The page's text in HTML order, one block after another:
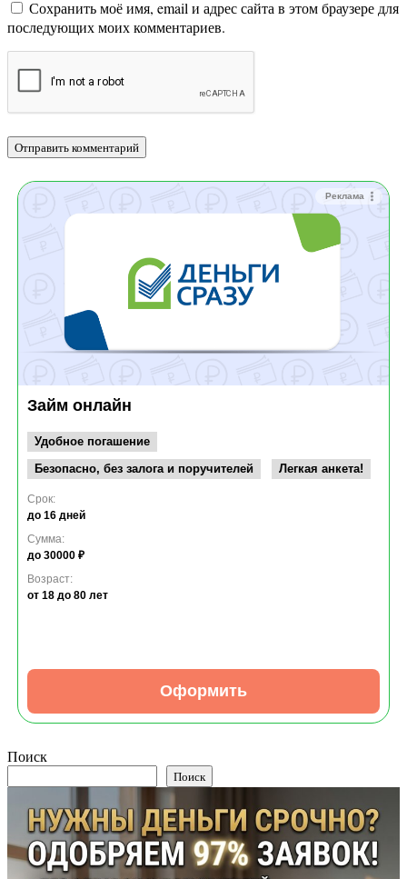
Сохранить моё имя, email и адрес сайта в этом браузере для
последующих моих комментариев.
Реклама
Займ онлайн
Удобное погашение
Безопасно, без залога и поручителей
Легкая анкета!
Срок:
до 16 дней
Сумма:
до 30000 ₽
Возраст:
от 18 до 80 лет
Оформить
Поиск
Поиск